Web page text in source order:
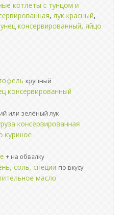
котлеты с тунцом и
, лук красный,
консервированный, яйцо
крупный
консервированный
или зелёный лук
консервированная
куриное
+ на обвалку
соль, специи по вкусу
масло